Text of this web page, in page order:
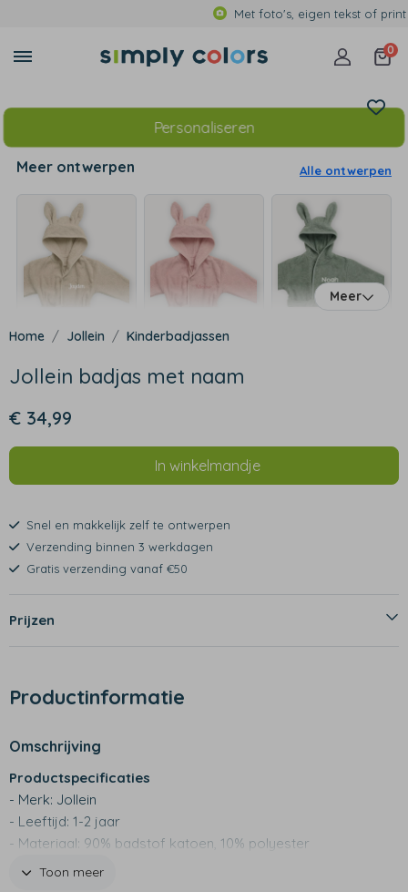
Met foto's, eigen tekst of print
0
Personaliseren
Meer ontwerpen Alle ontwerpen
Meer
Jollein Kinderbadjassen
Jollein badjas met naam
€ 34,99
In winkelmandje
Snel en makkelijk zelf te ontwerpen
Verzending binnen 3 werkdagen
Gratis verzending vanaf €50
Prijzen
Productinformatie
Omschrijving
Productspecificaties
- Merk: Jollein
- Leeftijd: 1-2 jaar
- Materiaal: 90% badstof katoen, 10% polyester
- Naam wordt geborduurd, daarom kindvriendelijk!
Toon meer